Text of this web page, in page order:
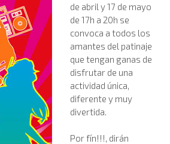
de abril y 17 de mayo
de 17h a 20h se
convoca a todos los
amantes del patinaje
que tengan ganas de
disfrutar de una
actividad única,
diferente y muy
divertida.
Por fín!!!, dirán